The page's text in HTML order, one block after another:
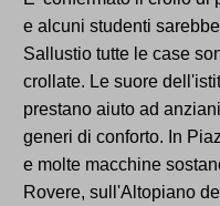
e alcuni studenti
Sallustio tutte le case
crollate. Le suore
prestano aiuto ad
generi di conforto. In
e molte macchine
Rovere, sull'Altopiano